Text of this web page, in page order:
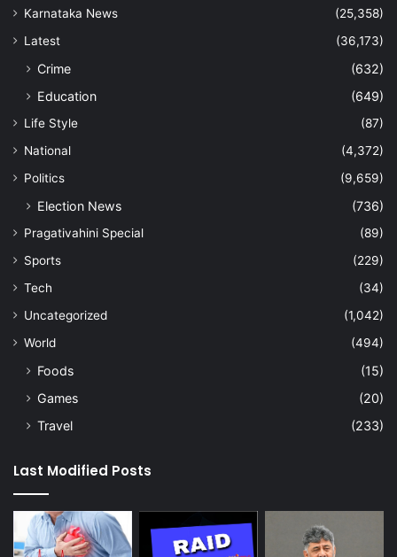
Karnataka News
(25,358)
Latest
(36,173)
Crime
(632)
Education
(649)
Life Style
(87)
National
(4,372)
Politics
(9,659)
Election News (736)
Pragativahini Special
(89)
Sports
(229)
Tech
(34)
Uncategorized
(1,042)
World
(494)
Foods
(15)
Games
(20)
Travel
(233)
Last Modified Posts